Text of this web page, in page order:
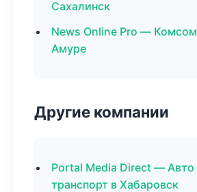
Сахалинск
News Online Pro —
Амуре
Другие компании
Portal Media Direct — Авто
транспорт в Хабаровск